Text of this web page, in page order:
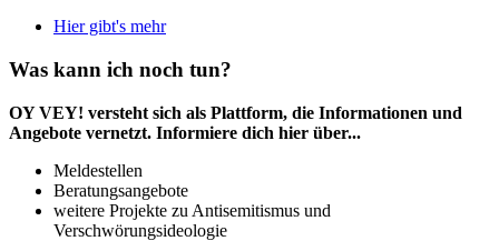
Hier gibt's mehr
Was kann ich noch tun?
OY VEY! versteht sich als Plattform, die Informationen und
Angebote vernetzt. Informiere dich hier über...
Meldestellen
Beratungsangebote
weitere Projekte zu Antisemitismus und
Verschwörungsideologie